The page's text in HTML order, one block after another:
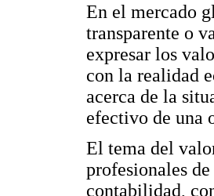
En el mercado
transparente o
expresar los
con la realidad
acerca de la
efectivo de una
El tema del
profesionales
contabilidad,